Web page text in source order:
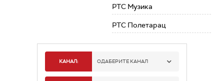
РТС Музика
РТС Полетарац
КАНАЛ: ОДАБЕРИТЕ КАНАЛ